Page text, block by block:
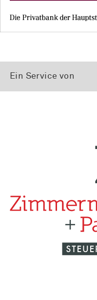
Ein Service von